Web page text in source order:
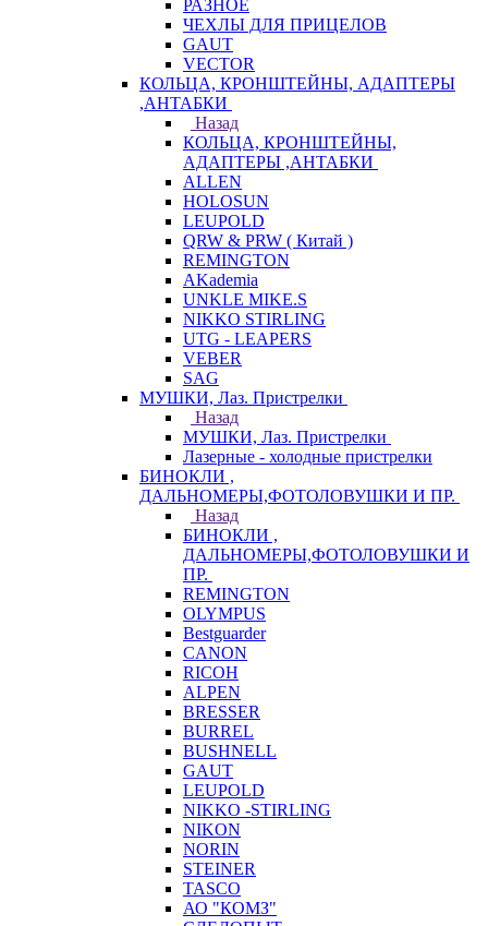
РАЗНОЕ
ЧЕХЛЫ ДЛЯ ПРИЦЕЛОВ
GAUT
VECTOR
КОЛЬЦА, КРОНШТЕЙНЫ, АДАПТЕРЫ
,АНТАБКИ
Назад
КОЛЬЦА, КРОНШТЕЙНЫ,
АДАПТЕРЫ ,АНТАБКИ
ALLEN
HOLOSUN
LEUPOLD
QRW & PRW ( Китай )
REMINGTON
AKademia
UNKLE MIKE.S
NIKKO STIRLING
UTG - LEAPERS
VEBER
SAG
МУШКИ, Лаз. Пристрелки
Назад
МУШКИ, Лаз. Пристрелки
Лазерные - холодные пристрелки
БИНОКЛИ ,
ДАЛЬНОМЕРЫ,ФОТОЛОВУШКИ И ПР.
Назад
БИНОКЛИ ,
ДАЛЬНОМЕРЫ,ФОТОЛОВУШКИ И
ПР.
REMINGTON
OLYMPUS
Bestguarder
CANON
RICOH
ALPEN
BRESSER
BURREL
BUSHNELL
GAUT
LEUPOLD
NIKKO -STIRLING
NIKON
NORIN
STEINER
TASCO
АО "КОМЗ"